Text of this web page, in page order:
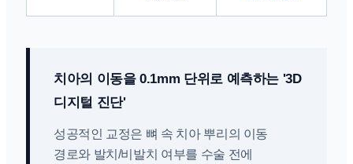
치아의 이동을 0.1mm 단위로 예측하는 '3D
디지털 진단'
성공적인 교정은 뼈 속 치아 뿌리의 이동
경로와 발치/비발치 여부를 수술 전에